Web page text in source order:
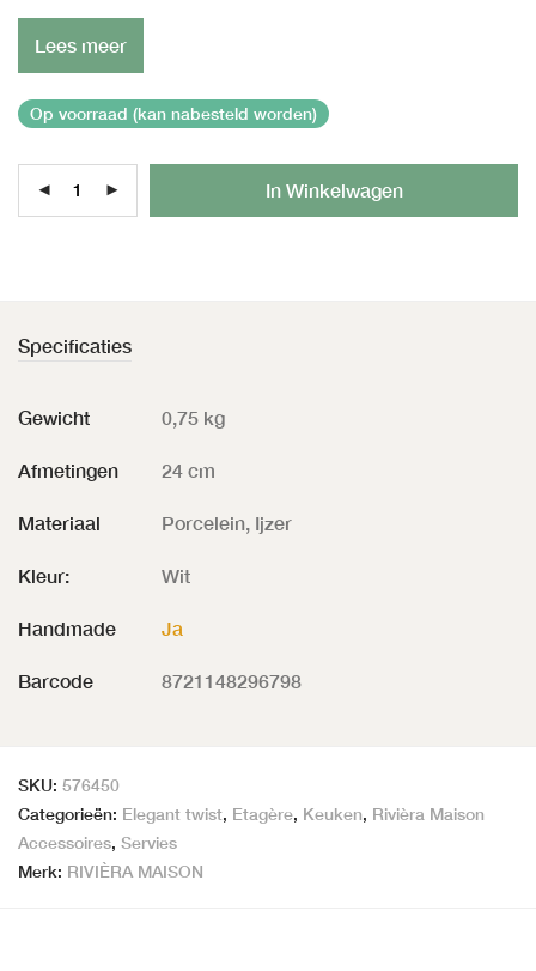
Lees meer
Op voorraad (kan nabesteld worden)
In Winkelwagen
Specificaties
Gewicht 0,75 kg
Afmetingen 24 cm
Materiaal Porcelein, Ijzer
Kleur: Wit
Handmade Ja
Barcode 8721148296798
SKU: 576450
Categorieën: Elegant twist, Etagère, Keuken, Rivièra Maison
Accessoires, Servies
Merk: RIVIÈRA MAISON